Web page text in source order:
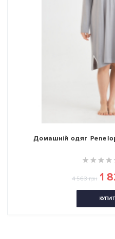
Домашній одяг
4 563 грн 1